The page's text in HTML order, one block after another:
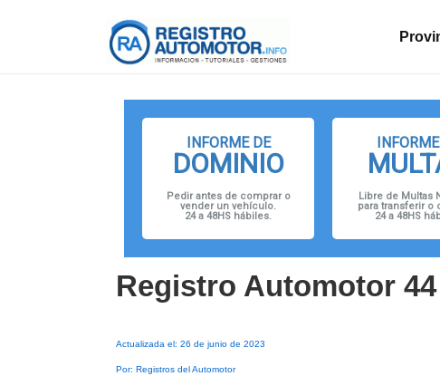
INFORME DE
DOMINIO
Pedir antes de comprar o
vender un vehículo.
24 a 48HS hábiles.
Libre de Multas
para transferir o
24 a 48HS
Registro Automotor
Actualizada el: 26 de junio de 2023
Por: Registros del Automotor